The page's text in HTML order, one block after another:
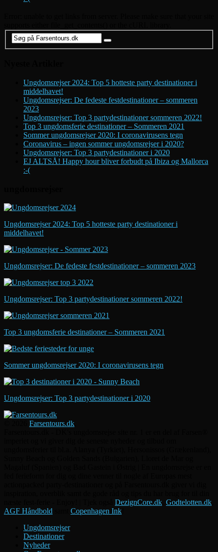
Ungdomsrejser 2024: Top 5 hotteste party destinationer i
middelhavet!
Ungdomsrejser: De fedeste festdestinationer – sommeren
2023
Ungdomsrejser: Top 3 partydestinationer sommeren 2022!
Top 3 ungdomsferie destinationer – Sommeren 2021
Sommer ungdomsrejser 2020: I coronavirusens tegn
Coronavirus – ingen sommer ungdomsrejser i 2020?
Ungdomsrejser: Top 3 partydestinationer i 2020
EJ ALTSÅ! Happy hour bliver forbudt på Ibiza og Mallorca
:-(
Ungdomsrejser 2024: Top 5 hotteste party destinationer i
middelhavet!
Ungdomsrejser: De fedeste festdestinationer – sommeren 2023
Ungdomsrejser: Top 3 partydestinationer sommeren 2022!
Top 3 ungdomsferie destinationer – Sommeren 2021
Sommer ungdomsrejser 2020: I coronavirusens tegn
Ungdomsrejser: Top 3 partydestinationer i 2020
Farsentours.dk
DezignCore.dk Godtelotten.dk
AGF Håndbold
Copenhagen Ink
Ungdomsrejser
Destinationer
Nyheder